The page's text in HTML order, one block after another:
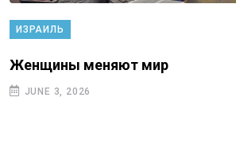
ИЗРАИЛЬ
Женщины меняют мир
JUNE 3, 2026